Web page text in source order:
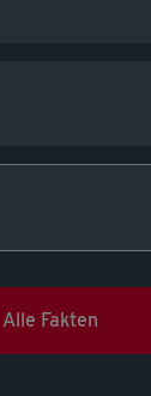
Alle Fakten